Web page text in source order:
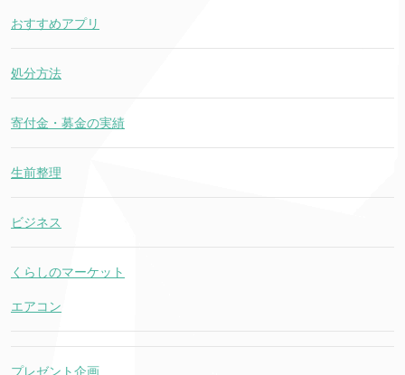
おすすめアプリ
処分方法
寄付金・募金の実績
生前整理
ビジネス
くらしのマーケット
エアコン
プレゼント企画